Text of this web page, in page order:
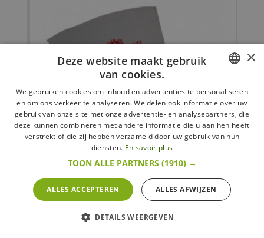
Herbruikbare Spuitzak 40 cm
FRENCH
ENGLISH
×
Deze website maakt gebruik
van cookies.
We gebruiken cookies om inhoud en advertenties te personaliseren
en om ons verkeer te analyseren. We delen ook informatie over uw
gebruik van onze site met onze advertentie- en analysepartners, die
deze kunnen combineren met andere informatie die u aan hen heeft
verstrekt of die zij hebben verzameld door uw gebruik van hun
diensten. En savoir plus
TOON ALLE PARTNERS (1910) →
ALLES ACCEPTEREN ALLES AFWIJZEN
DETAILS WEERGEVEN